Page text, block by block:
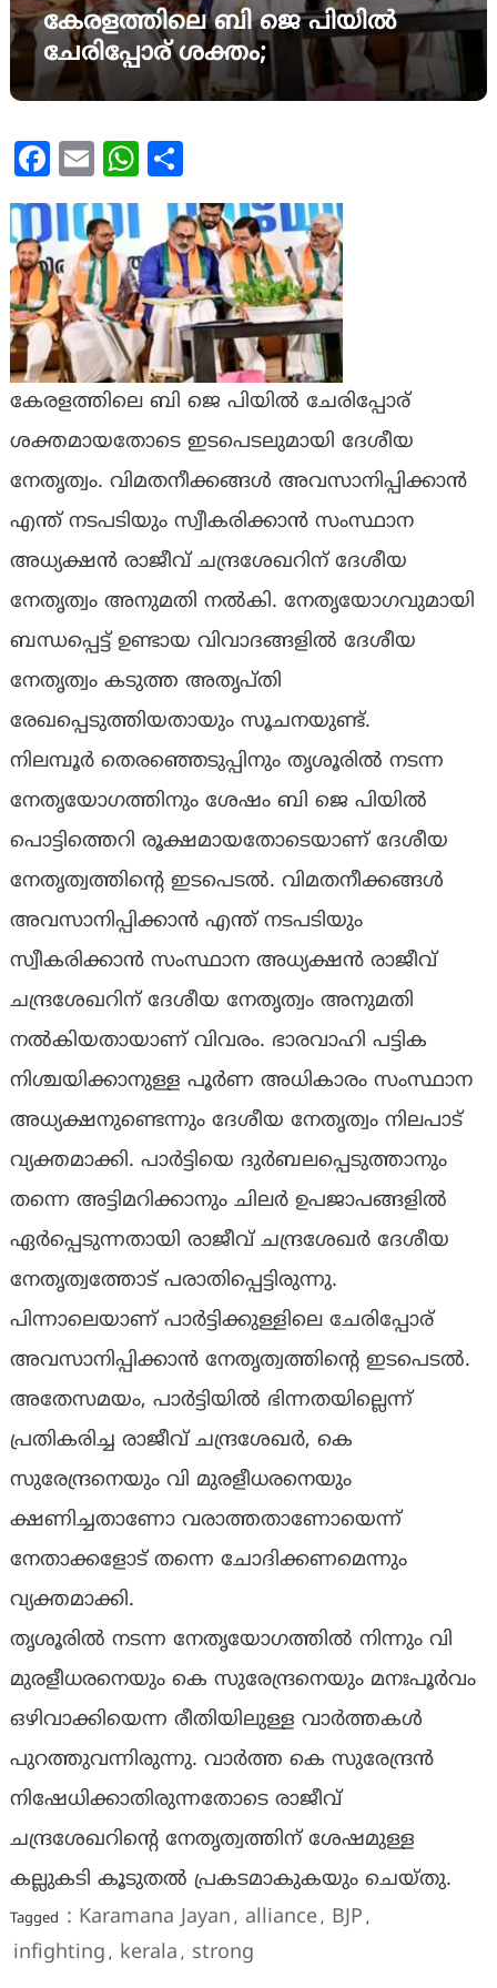
കേരളത്തിലെ ബി ജെ പിയില്‍
ചേരിപ്പോര് ശക്തം;
Facebook
Email WhatsApp
കേരളത്തിലെ ബി ജെ പിയില്‍ ചേരിപ്പോര്
ശക്തമായതോടെ ഇടപെടലുമായി ദേശീയ
നേതൃത്വം. വിമതനീക്കങ്ങള്‍ അവസാനിപ്പിക്കാന്‍
എന്ത് നടപടിയും സ്വീകരിക്കാന്‍ സംസ്ഥാന
അധ്യക്ഷന്‍ രാജീവ് ചന്ദ്രശേഖറിന് ദേശീയ
നേതൃത്വം അനുമതി നല്‍കി. നേതൃയോഗവുമായി
ബന്ധപ്പെട്ട് ഉണ്ടായ വിവാദങ്ങളില്‍ ദേശീയ
നേതൃത്വം കടുത്ത അതൃപ്തി
രേഖപ്പെടുത്തിയതായും സൂചനയുണ്ട്.
നിലമ്പൂര്‍ തെരഞ്ഞെടുപ്പിനും തൃശൂരില്‍ നടന്ന
നേതൃയോഗത്തിനും ശേഷം ബി ജെ പിയില്‍
പൊട്ടിത്തെറി രൂക്ഷമായതോടെയാണ് ദേശീയ
നേതൃത്വത്തിന്റെ ഇടപെടല്‍. വിമതനീക്കങ്ങള്‍
അവസാനിപ്പിക്കാന്‍ എന്ത് നടപടിയും
സ്വീകരിക്കാന്‍ സംസ്ഥാന അധ്യക്ഷന്‍ രാജീവ്
ചന്ദ്രശേഖറിന് ദേശീയ നേതൃത്വം അനുമതി
നല്‍കിയതായാണ് വിവരം. ഭാരവാഹി പട്ടിക
നിശ്ചയിക്കാനുള്ള പൂര്‍ണ അധികാരം സംസ്ഥാന
അധ്യക്ഷനുണ്ടെന്നും ദേശീയ നേതൃത്വം നിലപാട്
വ്യക്തമാക്കി. പാര്‍ട്ടിയെ ദുര്‍ബലപ്പെടുത്താനും
തന്നെ അട്ടിമറിക്കാനും ചിലര്‍ ഉപജാപങ്ങളില്‍
ഏര്‍പ്പെടുന്നതായി രാജീവ് ചന്ദ്രശേഖര്‍ ദേശീയ
നേതൃത്വത്തോട് പരാതിപ്പെട്ടിരുന്നു.
പിന്നാലെയാണ് പാര്‍ട്ടിക്കുള്ളിലെ ചേരിപ്പോര്
അവസാനിപ്പിക്കാന്‍ നേതൃത്വത്തിന്റെ ഇടപെടല്‍.
അതേസമയം, പാര്‍ട്ടിയില്‍ ഭിന്നതയില്ലെന്ന്
പ്രതികരിച്ച രാജീവ് ചന്ദ്രശേഖര്‍, കെ
സുരേന്ദ്രനെയും വി മുരളീധരനെയും
ക്ഷണിച്ചതാണോ വരാത്തതാണോയെന്ന്
നേതാക്കളോട് തന്നെ ചോദിക്കണമെന്നും
വ്യക്തമാക്കി.
തൃശൂരില്‍ നടന്ന നേതൃയോഗത്തില്‍ നിന്നും വി
മുരളീധരനെയും കെ സുരേന്ദ്രനെയും മനഃപൂര്‍വം
ഒഴിവാക്കിയെന്ന രീതിയിലുള്ള വാര്‍ത്തകള്‍
പുറത്തുവന്നിരുന്നു. വാര്‍ത്ത കെ സുരേന്ദ്രന്‍
നിഷേധിക്കാതിരുന്നതോടെ രാജീവ്
ചന്ദ്രശേഖറിന്റെ നേതൃത്വത്തിന് ശേഷമുള്ള
കല്ലുകടി കൂടുതല്‍ പ്രകടമാകുകയും ചെയ്തു.
Tagged : Karamana Jayan , alliance, BJP ,
infighting , kerala , strong